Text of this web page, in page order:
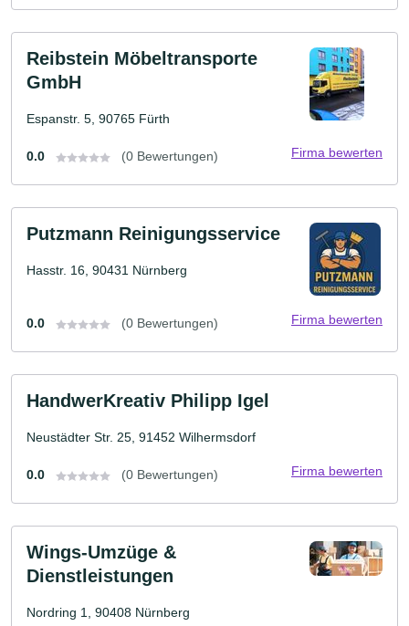
Reibstein Möbeltransporte
GmbH
Espanstr. 5, 90765 Fürth
0.0 (0 Bewertungen) Firma bewerten
Putzmann Reinigungsservice
Hasstr. 16, 90431 Nürnberg
0.0 (0 Bewertungen) Firma bewerten
HandwerKreativ Philipp Igel
Neustädter Str. 25, 91452 Wilhermsdorf
0.0 (0 Bewertungen) Firma bewerten
Wings-Umzüge &
Dienstleistungen
Nordring 1, 90408 Nürnberg